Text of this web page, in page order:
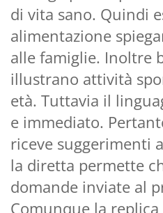
di vita sano. Quindi
alimentazione
alle famiglie. Inoltre
illustrano attività
età. Tuttavia il
e immediato.
riceve suggerimenti
la diretta permette
domande inviate al
Comunque la replica